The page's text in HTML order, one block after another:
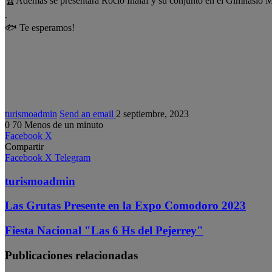
.
🐟 Te esperamos!
turismoadmin Send an email 2 septiembre, 2023
0 70 Menos de un minuto
Facebook X
Compartir
Facebook X Telegram
turismoadmin
Las Grutas Presente en la Expo Comodoro 2023
Fiesta Nacional "Las 6 Hs del Pejerrey"
Publicaciones relacionadas